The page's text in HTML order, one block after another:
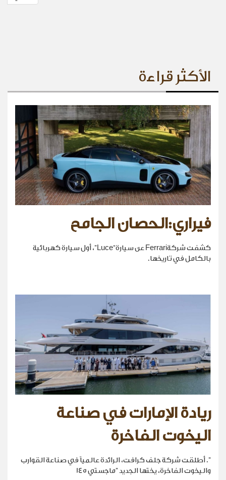
الأكثر قراءة
فيراري:الحصان الجامح
كشفت شركةFerrari عن سيارة“Luce”، أول سيارة كهربائية
بالكامل في تاريخها.
ريادة الإمارات في صناعة
اليخوت الفاخرة
". أطلقت شركة جلف كرافت، الرائدة عالمياً في صناعة القوارب
واليخوت الفاخرة، يختها الجديد "ماجستي 145